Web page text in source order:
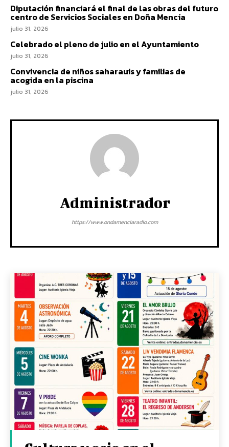
Diputación financiará el final de las obras del futuro
centro de Servicios Sociales en Doña Mencía
julio 31, 2026
Celebrado el pleno de julio en el Ayuntamiento
julio 31, 2026
Convivencia de niños saharauis y familias de
acogida en la piscina
julio 31, 2026
Administrador
https://www.ondamenciaradio.com